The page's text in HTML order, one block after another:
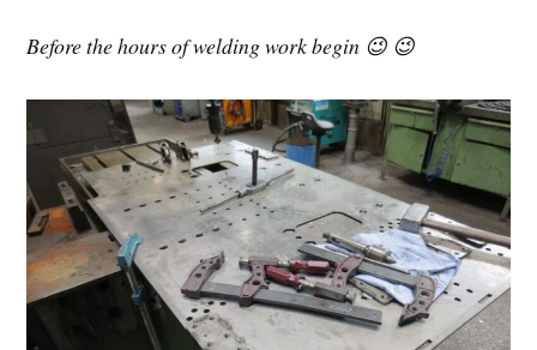
Before the hours of welding work begin 😉 😉